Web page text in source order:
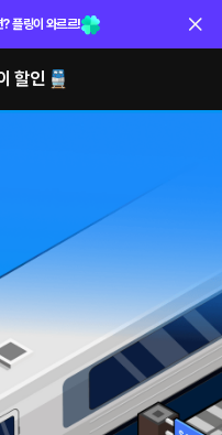
플링이 와르르!
할인 🚆